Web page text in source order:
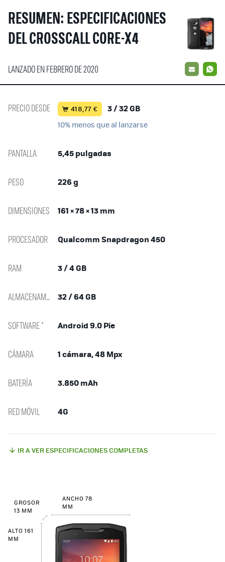
RESUMEN: ESPECIFICACIONES
DEL CROSSCALL CORE-X4
LANZADO EN FEBRERO DE 2020 EMAIL
PRECIO DESDE 418,77 € 3 / 32 GB
10% menos que al lanzarse
PANTALLA 5,45 pulgadas
PESO 226 g
DIMENSIONES 161 × 78 × 13 mm
PROCESADOR Qualcomm Snapdragon 450
RAM 3 / 4 GB
ALMACENAMIENTO 32 / 64 GB
SOFTWARE * Android 9.0 Pie
CÁMARA 1 cámara, 48 Mpx
BATERÍA 3.850 mAh
RED MÓVIL 4G
IR A VER ESPECIFICACIONES COMPLETAS
GROSOR
13 MM
ANCHO 78
MM
ALTO 161
MM